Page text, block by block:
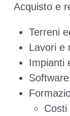
Acquisto e
Terreni
Lavori e
Impianti